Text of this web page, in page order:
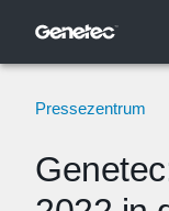
Pressezentrum